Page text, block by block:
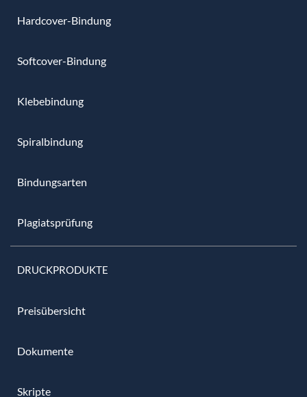
Hardcover-Bindung
Softcover-Bindung
Klebebindung
Spiralbindung
Bindungsarten
Plagiatsprüfung
DRUCKPRODUKTE
Preisübersicht
Dokumente
Skripte